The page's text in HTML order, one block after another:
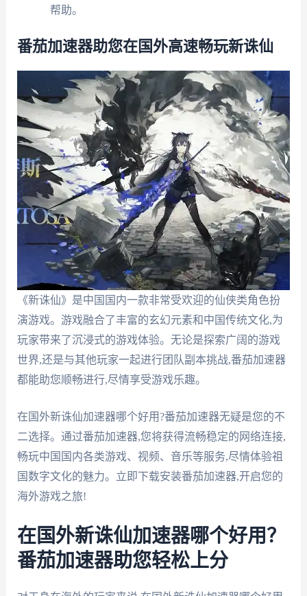
帮助。
番茄加速器助您在国外高速畅玩新诛仙
《新诛仙》是中国国内一款非常受欢迎的仙侠类角色扮
演游戏。游戏融合了丰富的玄幻元素和中国传统文化,为
玩家带来了沉浸式的游戏体验。无论是探索广阔的游戏
世界,还是与其他玩家一起进行团队副本挑战,番茄加速器
都能助您顺畅进行,尽情享受游戏乐趣。
在国外新诛仙加速器哪个好用?番茄加速器无疑是您的不
二选择。通过番茄加速器,您将获得流畅稳定的网络连接,
畅玩中国国内各类游戏、视频、音乐等服务,尽情体验祖
国数字文化的魅力。立即下载安装番茄加速器,开启您的
海外游戏之旅!
在国外新诛仙加速器哪个好用？
番茄加速器助您轻松上分